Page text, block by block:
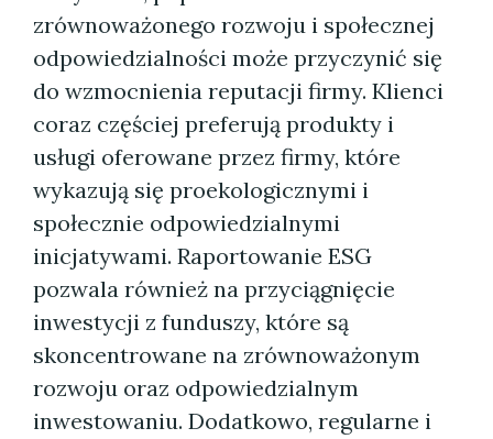
zrównoważonego rozwoju i społecznej
odpowiedzialności może przyczynić się
do wzmocnienia reputacji firmy. Klienci
coraz częściej preferują produkty i
usługi oferowane przez firmy, które
wykazują się proekologicznymi i
społecznie odpowiedzialnymi
inicjatywami. Raportowanie ESG
pozwala również na przyciągnięcie
inwestycji z funduszy, które są
skoncentrowane na zrównoważonym
rozwoju oraz odpowiedzialnym
inwestowaniu. Dodatkowo, regularne i